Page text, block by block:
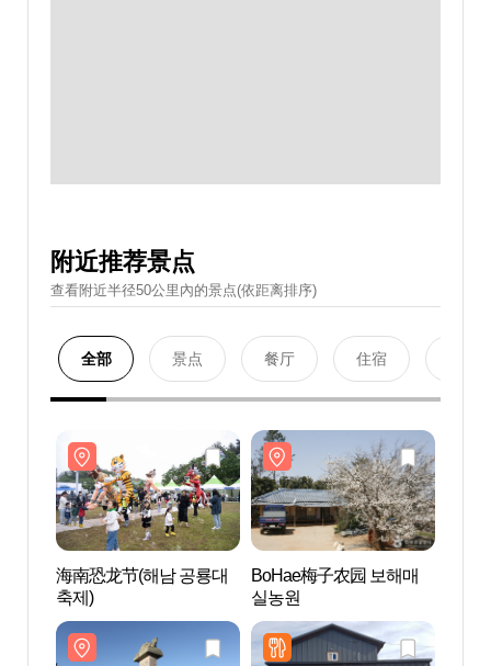
附近推荐景点
查看附近半径50公里內的景点(依距离排序)
全部 景点 餐厅 住宿
海南恐龙节(해남 공룡대
축제)
BoHae梅子农园 보해매
실농원